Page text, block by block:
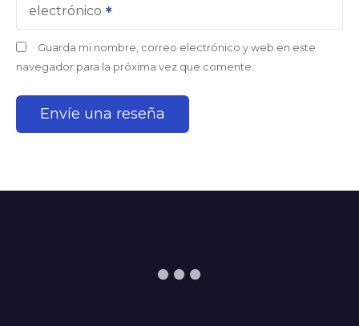
electrónico
Guarda mi nombre, correo electrónico y web en este
navegador para la próxima vez que comente.